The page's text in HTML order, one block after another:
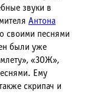
звуки в
Антона
своими песнями
были уже
«ЗОЖ»,
Ему
скрипач и